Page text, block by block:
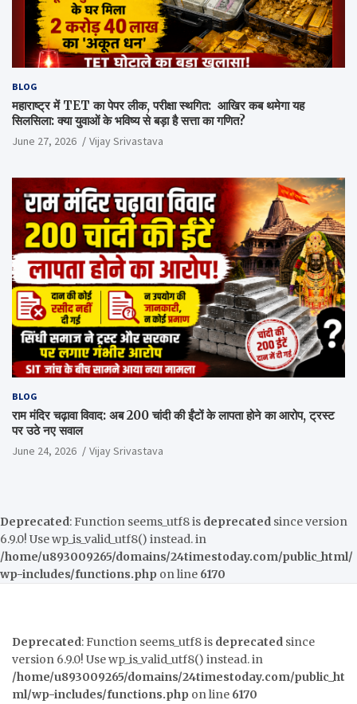
BLOG
महाराष्ट्र में TET का पेपर लीक, परीक्षा स्थगित: आखिर कब थमेगा यह
सिलसिला: क्या युवाओं के भविष्य से बड़ा है सत्ता का गणित?
June 27, 2026 Vijay Srivastava
BLOG
राम मंदिर चढ़ावा विवाद: अब 200 चांदी की ईंटों के लापता होने का आरोप, ट्रस्ट
पर उठे नए सवाल
June 24, 2026 Vijay Srivastava
Deprecated: Function seems_utf8 is deprecated since version
6.9.0! Use wp_is_valid_utf8() instead. in
/home/u893009265/domains/24timestoday.com/public_html/
wp-includes/functions.php on line 6170
Deprecated: Function seems_utf8 is deprecated since
version 6.9.0! Use wp_is_valid_utf8() instead. in
/home/u893009265/domains/24timestoday.com/public_ht
ml/wp-includes/functions.php on line 6170